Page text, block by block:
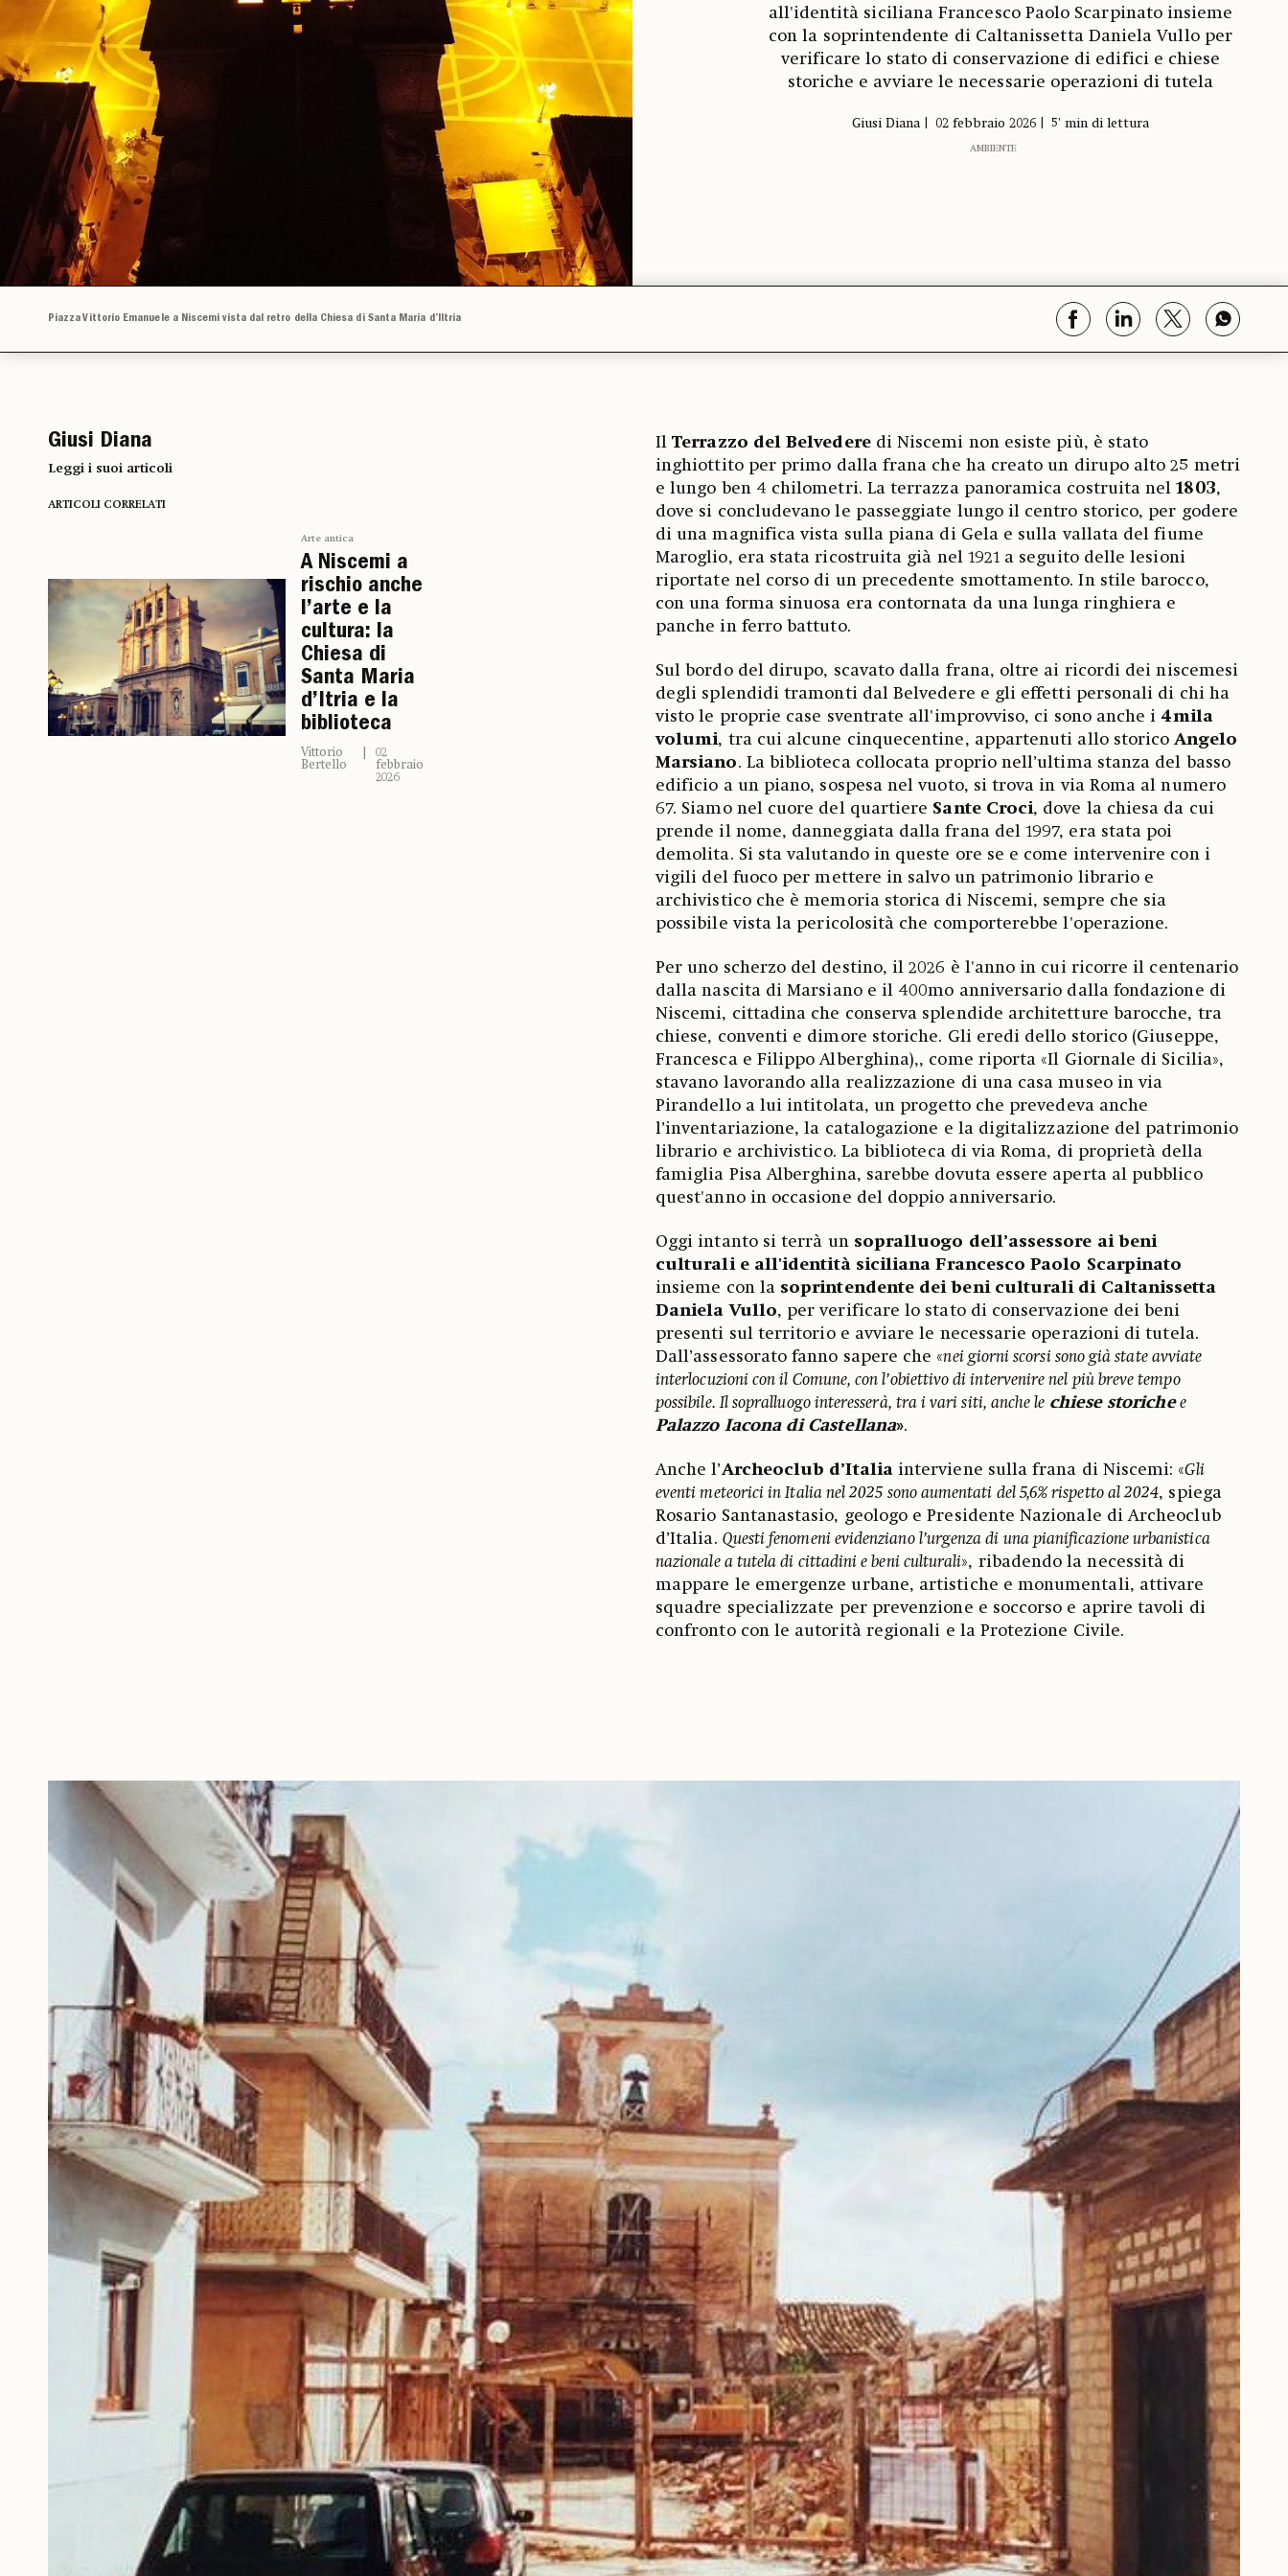
all'identità siciliana Francesco Paolo Scarpinato insieme
con la soprintendente di Caltanissetta Daniela Vullo per
verificare lo stato di conservazione di edifici e chiese
storiche e avviare le necessarie operazioni di tutela
Giusi Diana 02 febbraio 2026 5' min di lettura
AMBIENTE
Piazza Vittorio Emanuele a Niscemi vista dal retro della Chiesa di Santa Maria d’Iltria
Giusi Diana
Leggi i suoi articoli
ARTICOLI CORRELATI
Arte antica
A Niscemi a
rischio anche
l’arte e la
cultura: la
Chiesa di
Santa Maria
d’Itria e la
biblioteca
Vittorio
Bertello
02
febbraio
2026
Il Terrazzo del Belvederedi Niscemi non esiste più, è stato
inghiottito per primo dalla frana che ha creato un dirupo alto 25 metri
e lungo ben 4 chilometri. La terrazza panoramica costruita nel1803,
dove si concludevano le passeggiate lungo il centro storico, per godere
di una magnifica vista sulla piana di Gela e sulla vallata del fiume
Maroglio, era stata ricostruita già nel 1921 a seguito delle lesioni
riportate nel corso di un precedente smottamento. In stile barocco,
con una forma sinuosa era contornata da una lunga ringhiera e
panche in ferro battuto.
Sul bordo del dirupo, scavato dalla frana, oltre ai ricordi dei niscemesi
degli splendidi tramonti dal Belvedere e gli effetti personali di chi ha
visto le proprie case sventrate all'improvviso, ci sono anche i 4mila
volumi, tra cui alcune cinquecentine, appartenuti allo storicoAngelo
Marsiano. La biblioteca collocata proprio nell’ultima stanza del basso
edificio a un piano, sospesa nel vuoto, si trova in via Roma al numero
67. Siamo nel cuore del quartiere Sante Croci, dove la chiesa da cui
prende il nome, danneggiata dalla frana del 1997, era stata poi
demolita. Si sta valutando in queste ore se e come intervenire con i
vigili del fuoco per mettere in salvo un patrimonio librario e
archivistico che è memoria storica di Niscemi, sempre che sia
possibile vista la pericolosità che comporterebbe l'operazione.
Per uno scherzo del destino, il 2026 è l'anno in cui ricorre il centenario
dalla nascita di Marsiano e il 400mo anniversario dalla fondazione di
Niscemi, cittadina che conserva splendide architetture barocche, tra
chiese, conventi e dimore storiche. Gli eredi dello storico (Giuseppe,
Francesca e Filippo Alberghina),, come riporta «Il Giornale di Sicilia»,
stavano lavorando alla realizzazione di una casa museo in via
Pirandello a lui intitolata, un progetto che prevedeva anche
l’inventariazione, la catalogazione e la digitalizzazione del patrimonio
librario e archivistico. La biblioteca di via Roma, di proprietà della
famiglia Pisa Alberghina, sarebbe dovuta essere aperta al pubblico
quest'anno in occasione del doppio anniversario.
Oggi intanto si terrà unsopralluogo dell’assessore ai beni
culturali e all'identità siciliana Francesco Paolo Scarpinato
insieme con lasoprintendente dei beni culturali di Caltanissetta
Daniela Vullo, per verificare lo stato di conservazione dei beni
presenti sul territorio e avviare le necessarie operazioni di tutela.
Dall’assessorato fanno sapere che «nei giorni scorsi sono già state avviate
interlocuzioni con il Comune, con l’obiettivo di intervenire nel più breve tempo
possibile. Il sopralluogo interesserà, tra i vari siti, anche le chiese storichee
Palazzo Iacona di Castellana».
Anche l’Archeoclub d’Italiainterviene sulla frana di Niscemi: «Gli
eventi meteorici in Italia nel 2025 sono aumentati del 5,6% rispetto al 2024, spiega
Rosario Santanastasio, geologo e Presidente Nazionale di Archeoclub
d’Italia. Questi fenomeni evidenziano l’urgenza di una pianificazione urbanistica
nazionale a tutela di cittadini e beni culturali», ribadendo la necessità di
mappare le emergenze urbane, artistiche e monumentali, attivare
squadre specializzate per prevenzione e soccorso e aprire tavoli di
confronto con le autorità regionali e la Protezione Civile.